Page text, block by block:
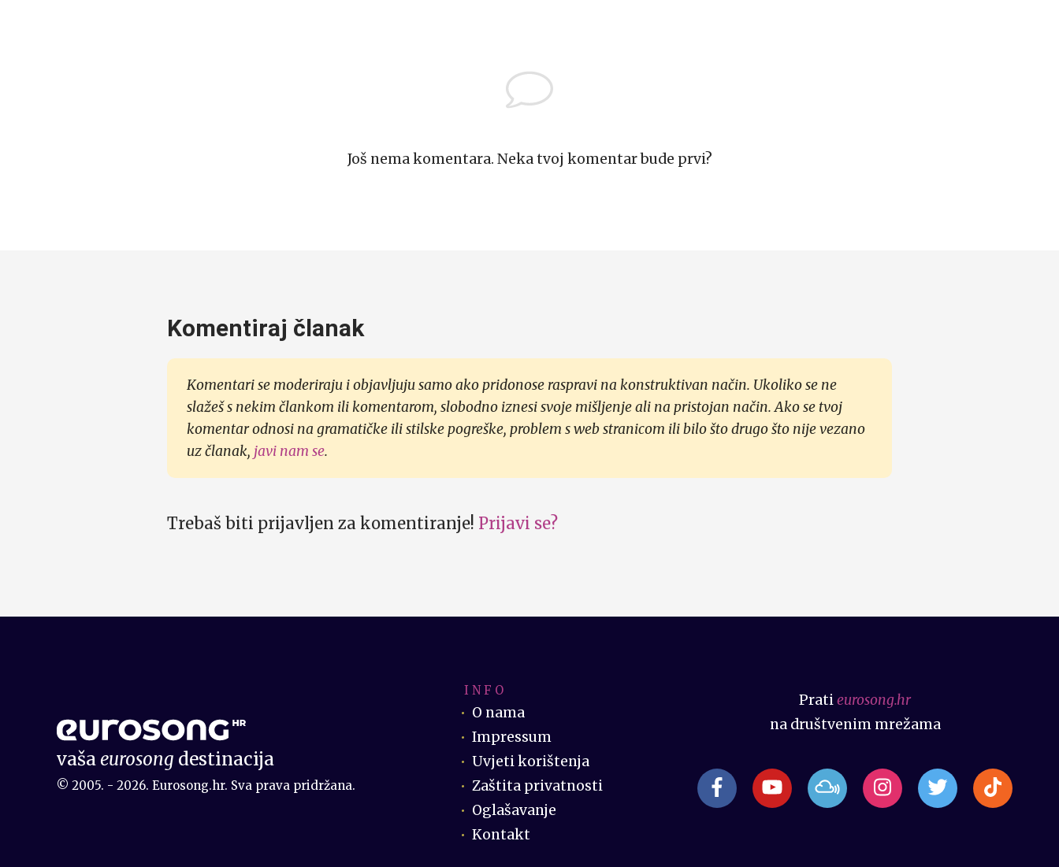
Još nema komentara. Neka tvoj komentar bude prvi?
Komentiraj članak
Komentari se moderiraju i objavljuju samo ako pridonose raspravi na konstruktivan način. Ukoliko se ne
slažeš s nekim člankom ili komentarom, slobodno iznesi svoje mišljenje ali na pristojan način. Ako se tvoj
komentar odnosi na gramatičke ili stilske pogreške, problem s web stranicom ili bilo što drugo što nije vezano
uz članak, javi nam se.
Trebaš biti prijavljen za komentiranje! Prijavi se?
vašaeurosong destinacija
© 2005. - 2026. Eurosong.hr. Sva prava pridržana.
I N F O
O nama
Impressum
Uvjeti korištenja
Zaštita privatnosti
Oglašavanje
Kontakt
Pratieurosong.hr
na društvenim mrežama